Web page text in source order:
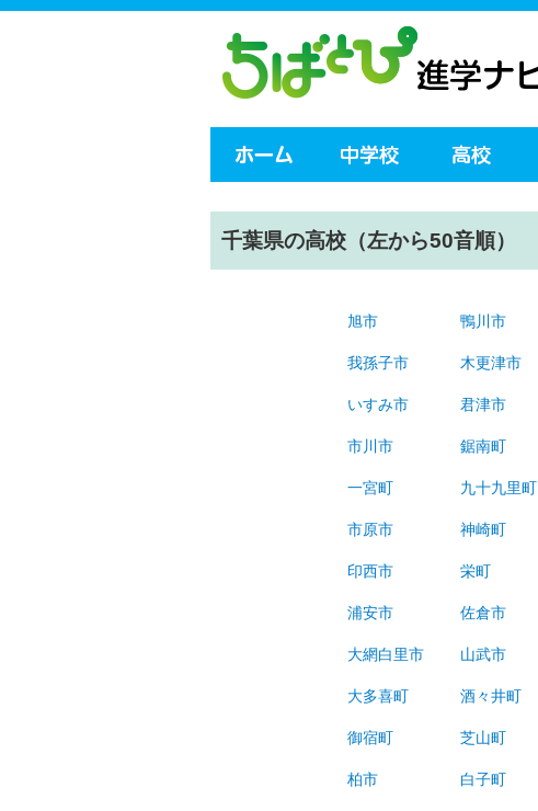
千葉県の高校（左から50音順）
旭市 鴨川市
我孫子市 木更津市
いすみ市 君津市
市川市 鋸南町
一宮町 九十九里町
市原市 神崎町
印西市 栄町
浦安市 佐倉市
大網白里市 山武市
大多喜町 酒々井町
御宿町 芝山町
柏市 白子町